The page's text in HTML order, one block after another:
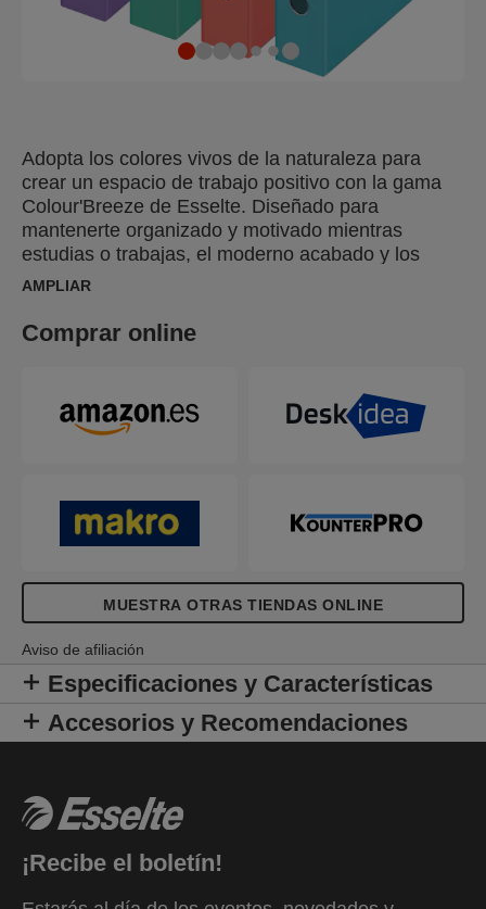
Adopta los colores vivos de la naturaleza para
crear un espacio de trabajo positivo con la gama
Colour'Breeze de Esselte. Diseñado para
mantenerte organizado y motivado mientras
estudias o trabajas, el moderno acabado y los
relajantes colores te harán soñar con tu próxima
Colour'Breeze PP A4 es un archivador duradero,
ideal para el archivo diario en casa o en la oficina.
contener hasta 500 hojas de papel y cuenta con
cierre de tapa o rado,un orificio para el pulgar
integrado y bordes metálicos reforzados para
lámina reciclada preconsumo. Disponibles en una
selección de colores vibrantes y acabados con el
Colour'Breeze. ¡Una brisa fresca en tu vida!
AMPLIAR
Comprar online
MUESTRA OTRAS TIENDAS ONLINE
Aviso de afiliación
Especificaciones y Características
Accesorios y Recomendaciones
¡Recibe el boletín!